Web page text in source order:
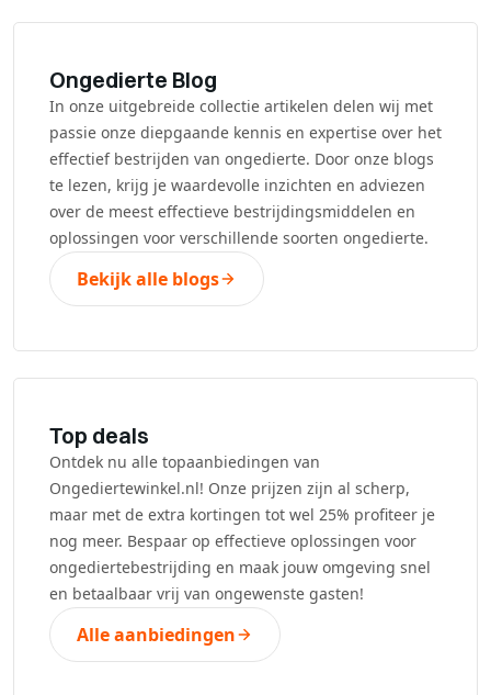
Ongedierte Blog
In onze uitgebreide collectie artikelen delen wij met
passie onze diepgaande kennis en expertise over het
effectief bestrijden van ongedierte. Door onze blogs
te lezen, krijg je waardevolle inzichten en adviezen
over de meest effectieve bestrijdingsmiddelen en
oplossingen voor verschillende soorten ongedierte.
Bekijk alle blogs
Top deals
Ontdek nu alle topaanbiedingen van
Ongediertewinkel.nl! Onze prijzen zijn al scherp,
maar met de extra kortingen tot wel 25% profiteer je
nog meer. Bespaar op effectieve oplossingen voor
ongediertebestrijding en maak jouw omgeving snel
en betaalbaar vrij van ongewenste gasten!
Alle aanbiedingen